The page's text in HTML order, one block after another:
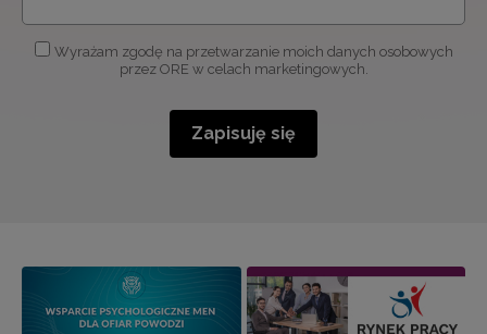
Wyrażam zgodę na przetwarzanie moich danych osobowych
przez ORE w celach marketingowych.
Zapisuję się